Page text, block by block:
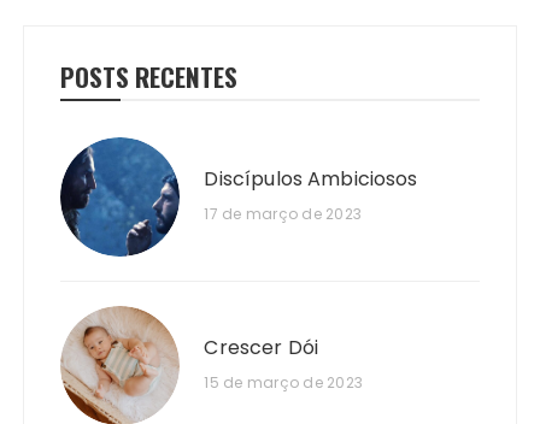
POSTS RECENTES
Discípulos Ambiciosos
17 de março de 2023
Crescer Dói
15 de março de 2023